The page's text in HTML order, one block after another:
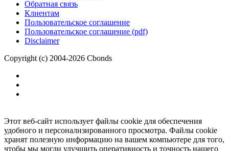
Размещение рекламы
Обратная связь
Пользовательское соглашение
Copyright (c) 2004-2026 Cbonds